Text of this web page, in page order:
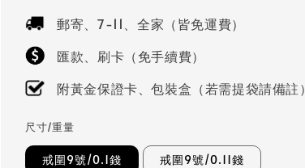
price郵寄、7-11、全家（皆免運費）
匯款、刷卡（免手續費）
附黃金保證卡、包裝盒（若需提袋請備註）
尺寸/重量
戒圍9號/0.1錢 戒圍9號/0.11錢